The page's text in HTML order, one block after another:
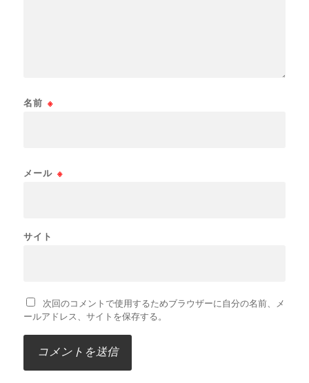
名前 ※
メール ※
サイト
次回のコメントで使用するためブラウザーに自分の名前、メ
ールアドレス、サイトを保存する。